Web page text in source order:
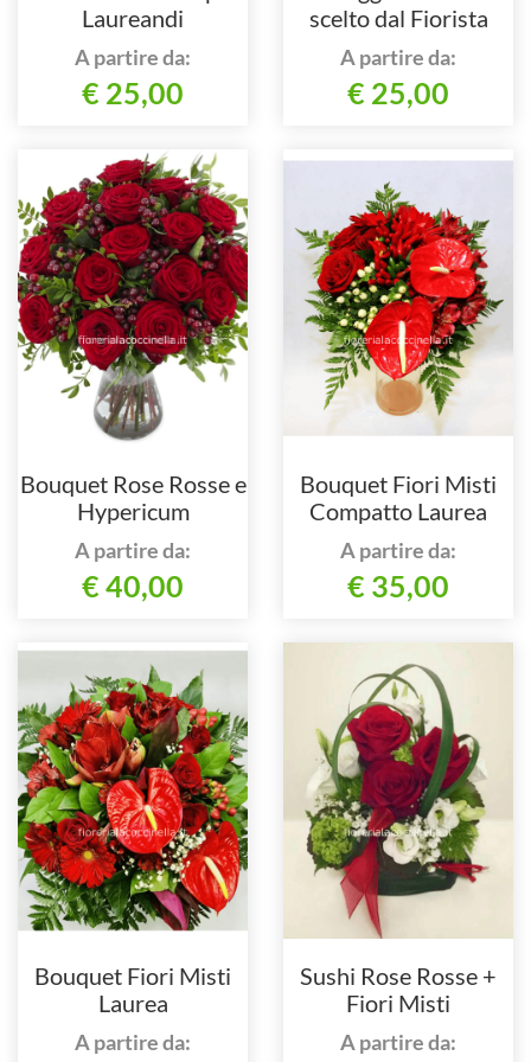
Laureandi
A partire da:
€ 25,00
scelto dal Fiorista
ROSSO SENZA ROSE
A partire da:
€ 25,00
Bouquet Rose Rosse e
Hypericum
A partire da:
€ 40,00
Bouquet Fiori Misti
Compatto Laurea
A partire da:
€ 35,00
Bouquet Fiori Misti
Laurea
A partire da:
Sushi Rose Rosse +
Fiori Misti
A partire da: